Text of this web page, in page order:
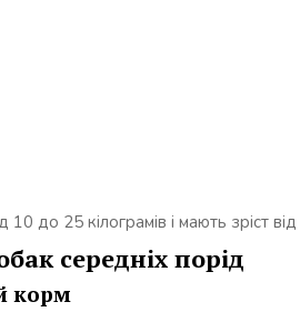
до 25 кілограмів і мають зріст
середніх порід
корм